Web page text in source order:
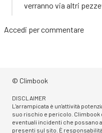
verranno via altri
Accedi per commentare
© Climbook
DISCLAIMER
L'arrampicata è un'attività
suo rischio e pericolo.
eventuali incidenti che possano
presenti sul sito. È